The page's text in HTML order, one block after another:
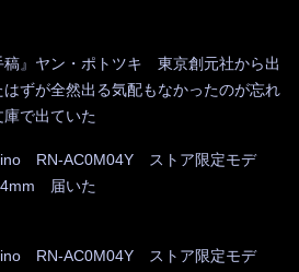
稿』ヤン・ポトツキ 東京創元社から出
はずが全然出る気配もなかったのが忘れ
で出ていた
RN-AC0M04Y ストア限定モデ
届いた
RN-AC0M04Y ストア限定モデ